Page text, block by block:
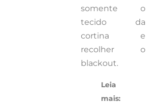
somente o
tecido da
cortina e
recolher o
blackout.
Leia
mais: